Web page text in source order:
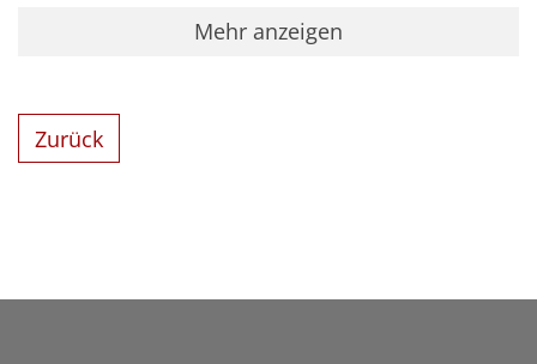
Mehr anzeigen
Zurück